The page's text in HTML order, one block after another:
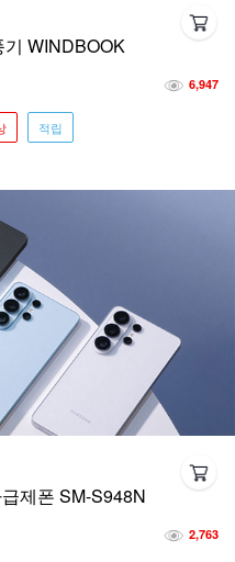
WINDBOOK
6,947
적립
제폰 SM-S948N
2,763